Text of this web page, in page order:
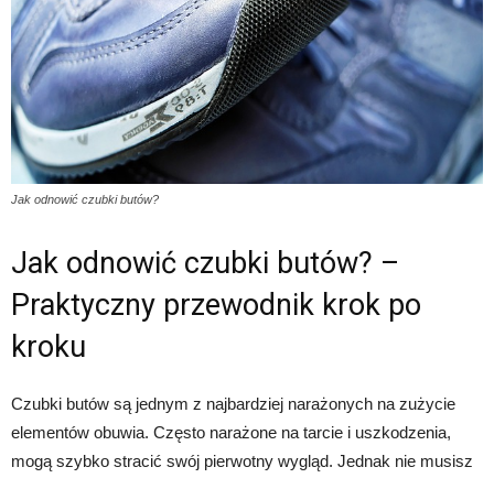
Jak odnowić czubki butów?
Jak odnowić czubki butów? –
Praktyczny przewodnik krok po
kroku
Czubki butów są jednym z najbardziej narażonych na zużycie
elementów obuwia. Często narażone na tarcie i uszkodzenia,
mogą szybko stracić swój pierwotny wygląd. Jednak nie musisz